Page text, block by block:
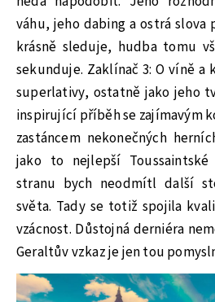
váhu, jeho dabing a ostrá slova
krásně sleduje, hudba tomu
sekunduje. Zaklínač 3: O víně a
superlativy, ostatně jako jeho
inspirující příběh se zajímavým
zastáncem nekonečných
jako to nejlepší
stranu bych neodmítl další
světa. Tady se totiž spojila
vzácnost. Důstojná derniéra
Geraltův vzkaz je jen tou